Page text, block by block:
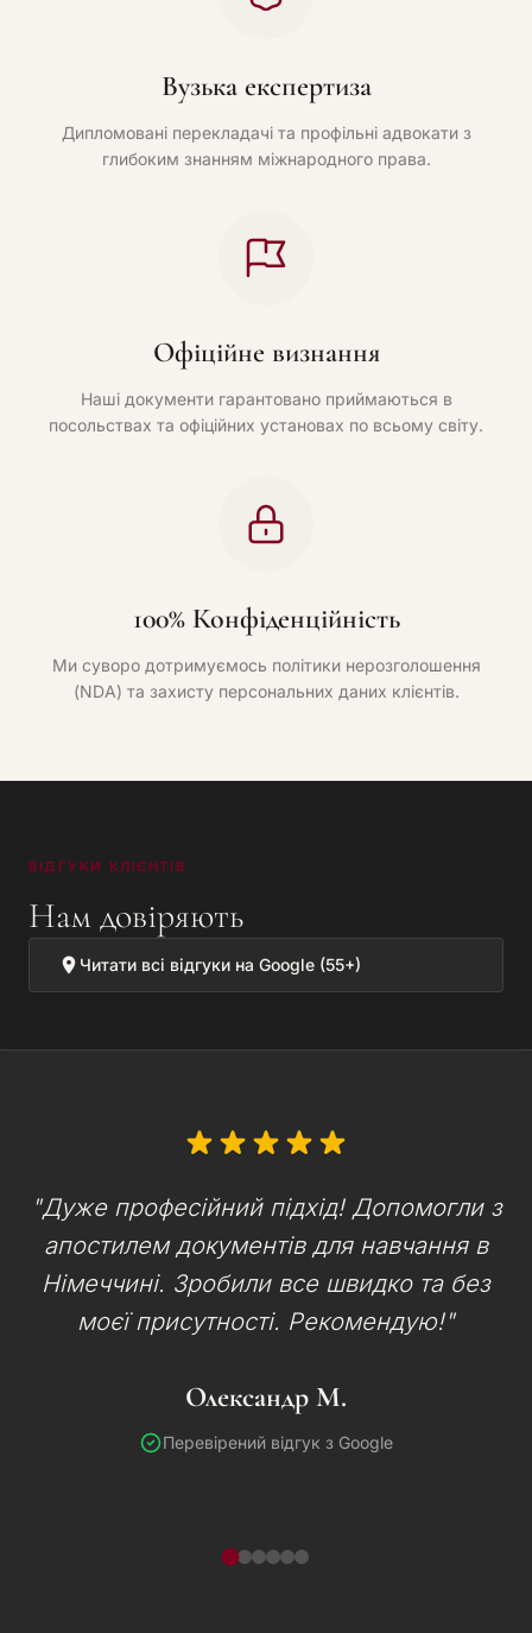
Вузька експертиза
Дипломовані перекладачі та профільні адвокати з
глибоким знанням міжнародного права.
Офіційне визнання
Наші документи гарантовано приймаються в
посольствах та офіційних установах по всьому світу.
100% Конфіденційність
Ми суворо дотримуємось політики нерозголошення
(NDA) та захисту персональних даних клієнтів.
ВІДГУКИ КЛІЄНТІВ
Нам довіряють
Читати всі відгуки на Google (55+)
"Дуже професійний підхід! Допомогли з
апостилем документів для навчання в
Німеччині. Зробили все швидко та без
моєї присутності. Рекомендую!"
Олександр М.
Перевірений відгук з Google